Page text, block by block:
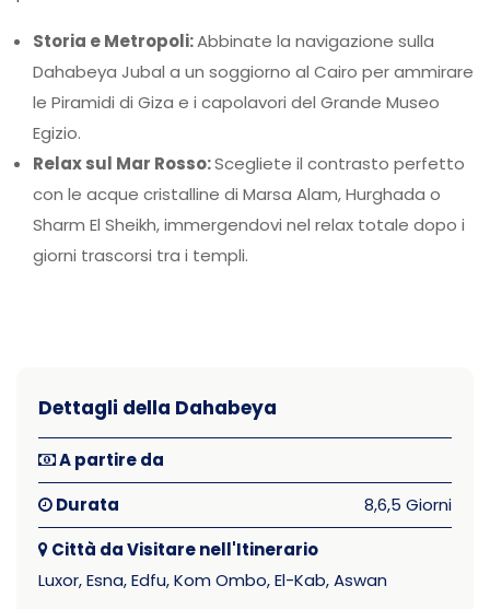
Storia e Metropoli:Abbinate la navigazione sulla
Dahabeya Jubal a un soggiorno al Cairo per ammirare
le Piramidi di Giza e i capolavori del Grande Museo
Egizio.
Relax sul Mar Rosso:Scegliete il contrasto perfetto
con le acque cristalline di Marsa Alam, Hurghada o
Sharm El Sheikh, immergendovi nel relax totale dopo i
giorni trascorsi tra i templi.
Dettagli della Dahabeya
A partire da
Durata
8,6,5 Giorni
Città da Visitare nell'Itinerario
Luxor, Esna, Edfu, Kom Ombo, El-Kab, Aswan